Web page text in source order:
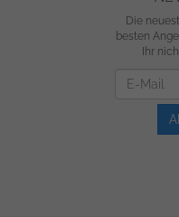
Die
besten
Ihr